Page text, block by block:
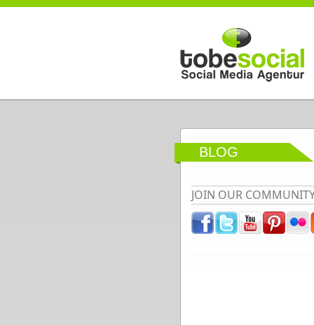
Direkt zum Inhalt
BLOG
JOIN OUR